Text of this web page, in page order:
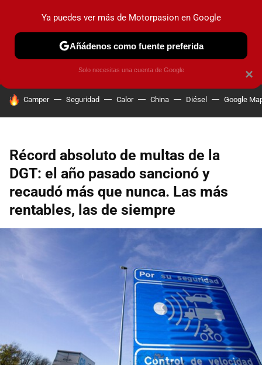
PRUEBAS COCHES ELÉCTRICOS OBSERVATORIO
HOY SE HABLA DE
Camper Seguridad Calor China Diésel Google
Récord absoluto de multas de la
DGT: el año pasado sancionó y
recaudó más que nunca. Las más
rentables, las de siempre
×
Ya puedes ver más de Motorpasion en Google
Añádenos como fuente preferida
Solo necesitas una cuenta de Google